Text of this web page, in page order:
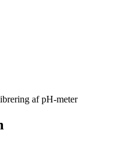
af pH-meter